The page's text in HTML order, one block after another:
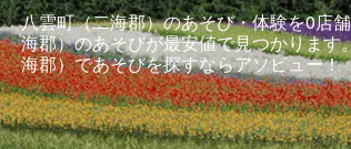
八雲町（二海郡）のあそび・体験を0店
海郡）のあそびが最安値で見つかりま
海郡）であそびを探すならアソビュー！